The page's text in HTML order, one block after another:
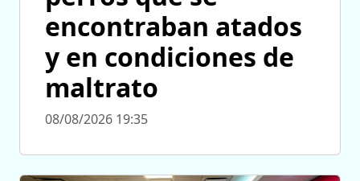
encontraban atados
y en condiciones de
maltrato
08/08/2026 19:35